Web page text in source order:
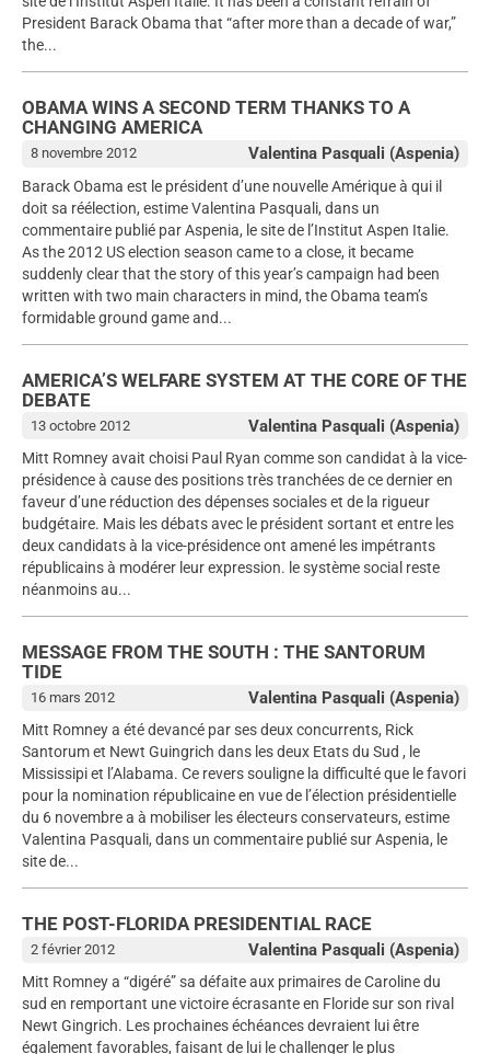
President Barack Obama that “after more than a decade of war,”
the...
OBAMA WINS A SECOND TERM THANKS TO A
CHANGING AMERICA
Valentina Pasquali (Aspenia)
8 novembre 2012
Barack Obama est le président d’une nouvelle Amérique à qui il
doit sa réélection, estime Valentina Pasquali, dans un
commentaire publié par Aspenia, le site de l’Institut Aspen Italie.
As the 2012 US election season came to a close, it became
suddenly clear that the story of this year’s campaign had been
written with two main characters in mind, the Obama team’s
formidable ground game and...
AMERICA’S WELFARE SYSTEM AT THE CORE OF THE
DEBATE
Valentina Pasquali (Aspenia)
13 octobre 2012
Mitt Romney avait choisi Paul Ryan comme son candidat à la vice-
présidence à cause des positions très tranchées de ce dernier en
faveur d’une réduction des dépenses sociales et de la rigueur
budgétaire. Mais les débats avec le président sortant et entre les
deux candidats à la vice-présidence ont amené les impétrants
républicains à modérer leur expression. le système social reste
néanmoins au...
MESSAGE FROM THE SOUTH : THE SANTORUM
TIDE
Valentina Pasquali (Aspenia)
16 mars 2012
Mitt Romney a été devancé par ses deux concurrents, Rick
Santorum et Newt Guingrich dans les deux Etats du Sud , le
Mississipi et l’Alabama. Ce revers souligne la difficulté que le favori
pour la nomination républicaine en vue de l’élection présidentielle
du 6 novembre a à mobiliser les électeurs conservateurs, estime
Valentina Pasquali, dans un commentaire publié sur Aspenia, le
site de...
THE POST-FLORIDA PRESIDENTIAL RACE
Valentina Pasquali (Aspenia)
2 février 2012
Mitt Romney a “digéré” sa défaite aux primaires de Caroline du
sud en remportant une victoire écrasante en Floride sur son rival
Newt Gingrich. Les prochaines échéances devraient lui être
également favorables, faisant de lui le challenger le plus